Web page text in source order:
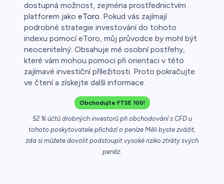
dostupná možnost, zejména prostřednictvím
platforem jako eToro. Pokud vás zajímají
podrobné strategie investování do tohoto
indexu pomocí eToro, můj průvodce by mohl být
neocenitelný. Obsahuje mé osobní postřehy,
které vám mohou pomoci při orientaci v této
zajímavé investiční příležitosti. Proto pokračujte
ve čtení a získejte další informace.
Obchodujte FTSE 100!
52 % účtů drobných investorů při obchodování s CFD u
tohoto poskytovatele přichází o peníze Měli byste zvážit,
zda si můžete dovolit podstoupit vysoké riziko ztráty svých
peněz.